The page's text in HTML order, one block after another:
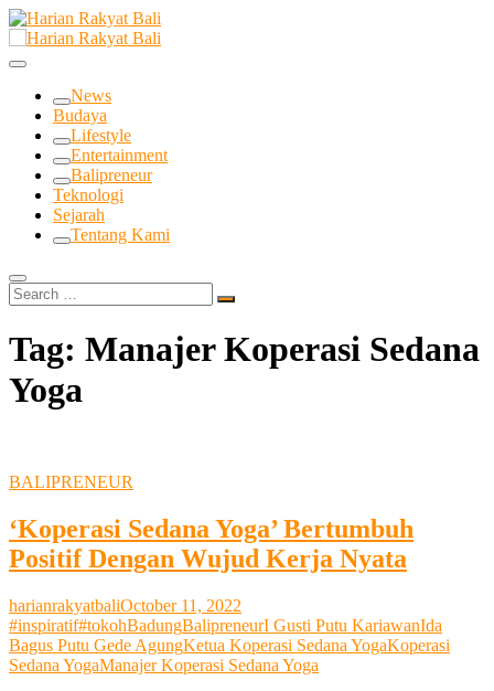
Skip
content
Harian Rakyat Bali
Membangun Semangat Kehidupan dan Berbangsa
News
Budaya
Lifestyle
Entertainment
Balipreneur
Teknologi
Sejarah
Tentang Kami
Search
…
Tag: Manajer Koperasi Sedana
Yoga
BALIPRENEUR
‘Koperasi Sedana Yoga’ Bertumbuh
Positif Dengan Wujud Kerja Nyata
harianrakyatbaliOctober 11, 2022
#inspiratif#tokohBadungBalipreneurI Gusti Putu KariawanIda
Bagus Putu Gede AgungKetua Koperasi Sedana YogaKoperasi
Sedana YogaManajer Koperasi Sedana Yoga